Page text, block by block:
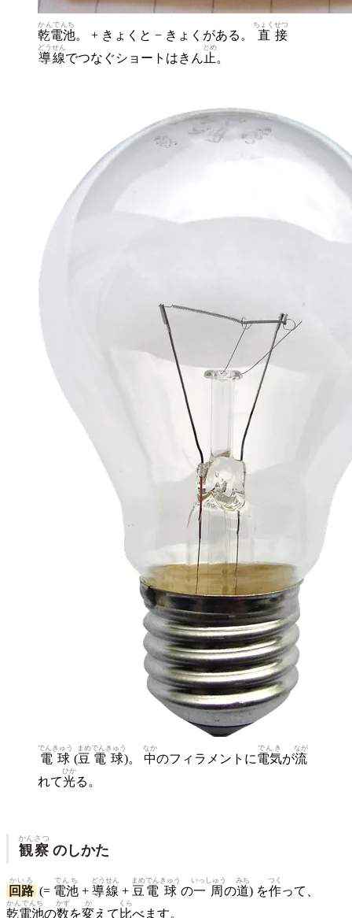
乾電池
かんでんち
。 + きょくと − きょくがある。 直
ちょく
接
せつ
導線
どうせん
でつなぐショートはきん 止
とめ
。
電球
でんきゅう
(豆
まめ
電球
でんきゅう
)。 中
なか
のフィラメントに電気
でんき
が流
なが
れて光
ひか
る。
観察
かんさつ
のしかた
回路
かいろ
(= 電池
でんち
+ 導
どう
線
せん
+ 豆
まめ
電
でん
球
きゅう
の一周
いっしゅう
の道
みち
) を作
つく
って、
乾電池
かんでんち
の数
かず
を変
か
えて 比
くら
べます。